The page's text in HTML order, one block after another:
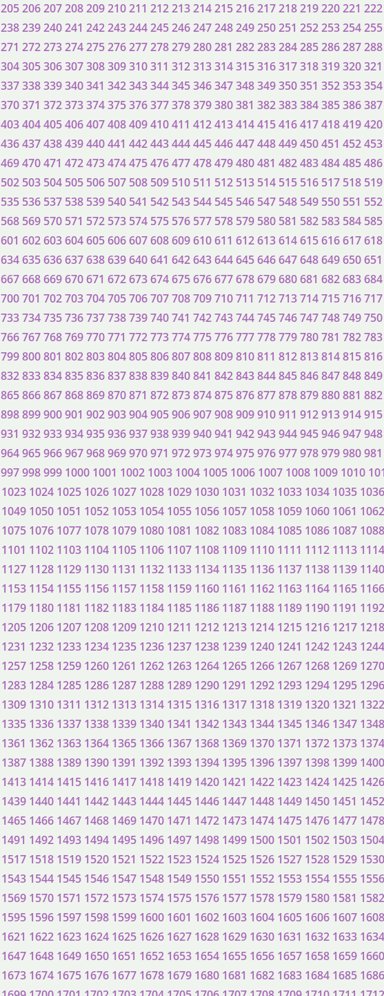
205206207208209210211 212213214215216217218219220221 222
238239240241 242243244245246247248249250251 252253254255
271 272273274275276277278279280281 282283284285286287288
304305306307308309310311 312313314315316317318319320321
337338339340341 342343344345346347348349350351 352353354
370371 372373374375376377378379380381 382383384385386387
403404405406407408409410411 412413414415416417418419420
436437438439440441 442443444445446447448449450451 452453
469470471 472473474475476477478479480481 482483484485486
502 503 504 505 506 507 508 509 510 511 512 513 514 515 516 517 518 519
535 536 537 538 539 540 541 542 543 544 545 546 547 548 549 550 551 552
568 569 570 571 572 573 574 575 576 577 578 579 580 581 582 583 584 585
601 602603604605606607608609610611 612613614615616617618
634635636637638639640641 642643644645646647648649650651
667668669670671 672673674675676677678679680681 682683684
700701 702703704705706707708709710711 712713714715716717
733734735736737738739740741 742743744745746747748749750
766767768769770771 772773774775776777778779780781 782783
799800801 802803804805806807808809810811 812813814815816
832833834835836837838839840841 842843844845846847848849
865866867868869870871 872873874875876877878879880881 882
898899900901 902903904905906907908909910911 912913914915
931 932933934935936937938939940941 942943944945946947948
964965966967968969970971 972973974975976977978979980981
997998999 1000 1001 1002 1003 1004 1005 1006 1007 1008 1009 1010
1023 1024 1025 1026 1027 1028 1029 1030 1031 1032 1033 1034 1035 1036
1049 1050 1051 1052 1053 1054 1055 1056 1057 1058 1059 1060 1061 1062
1075 1076 1077 1078 1079 1080 1081 1082 1083 1084 1085 1086 1087 1088
1101 1102 1103 1104 1105 1106 1107 1108 1109 1110 1111 1112 1113 1114
1127 1128 1129 1130 1131 1132 1133 1134 1135 1136 1137 1138 1139 1140
1153 1154 1155 1156 1157 1158 1159 1160 1161 1162 1163 1164 1165 1166
1179 1180 1181 1182 1183 1184 1185 1186 1187 1188 1189 1190 1191 1192
1205 1206 1207 1208 1209 1210 1211 1212 1213 1214 1215 1216 1217 1218
1231 1232 1233 1234 1235 1236 1237 1238 1239 1240 1241 1242 1243 1244
1257 1258 1259 1260 1261 1262 1263 1264 1265 1266 1267 1268 1269 1270
1283 1284 1285 1286 1287 1288 1289 1290 1291 1292 1293 1294 1295 1296
1309 1310 1311 1312 1313 1314 1315 1316 1317 1318 1319 1320 1321 1322
1335 1336 1337 1338 1339 1340 1341 1342 1343 1344 1345 1346 1347 1348
1361 1362 1363 1364 1365 1366 1367 1368 1369 1370 1371 1372 1373 1374
1387 1388 1389 1390 1391 1392 1393 1394 1395 1396 1397 1398 1399 1400
1413 1414 1415 1416 1417 1418 1419 1420 1421 1422 1423 1424 1425 1426
1439 1440 1441 1442 1443 1444 1445 1446 1447 1448 1449 1450 1451 1452
1465 1466 1467 1468 1469 1470 1471 1472 1473 1474 1475 1476 1477 1478
1491 1492 1493 1494 1495 1496 1497 1498 1499 1500 1501 1502 1503 1504
1517 1518 1519 1520 1521 1522 1523 1524 1525 1526 1527 1528 1529 1530
1543 1544 1545 1546 1547 1548 1549 1550 1551 1552 1553 1554 1555 1556
1569 1570 1571 1572 1573 1574 1575 1576 1577 1578 1579 1580 1581 1582
1595 1596 1597 1598 1599 1600 1601 1602 1603 1604 1605 1606 1607 1608
1621 1622 1623 1624 1625 1626 1627 1628 1629 1630 1631 1632 1633 1634
1647 1648 1649 1650 1651 1652 1653 1654 1655 1656 1657 1658 1659 1660
1673 1674 1675 1676 1677 1678 1679 1680 1681 1682 1683 1684 1685 1686